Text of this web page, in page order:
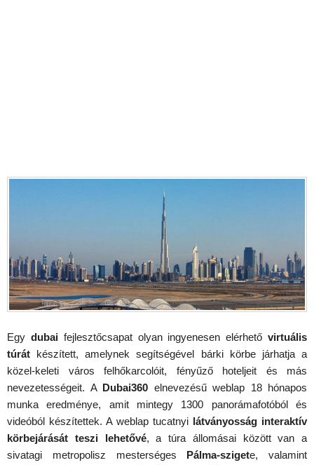
Egy dubaifejlesztőcsapat olyan ingyenesen elérhetővirtuális
túrát készített, amelynek segítségével bárki körbe járhatja a
közel-keleti város felhőkarcolóit, fényűző hoteljeit és más
nevezetességeit. A Dubai360 elnevezésű weblap 18 hónapos
munka eredménye, amit mintegy 1300 panorámafotóból és
videóból készítettek. A weblap tucatnyi látványosság interaktív
körbejárását teszi lehetővé, a túra állomásai között van a
sivatagi metropolisz mesterséges Pálma-szigete, valamint